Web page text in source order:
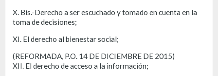
X. Bis.-Derecho a ser escuchado y tomado en cuenta en la
toma de decisiones;
XI. El derecho al bienestar social;
(REFORMADA, P.O. 14 DE DICIEMBRE DE 2015)
XII. El derecho de acceso a la información;